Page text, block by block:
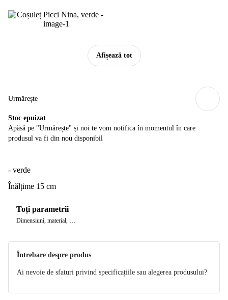
Afișează tot
Urmărește
Stoc epuizat
Apăsă pe "Urmărește" și noi te vom notifica în momentul în care
produsul va fi din nou disponibil
- verde
Înălțime 15 cm
Toți parametrii
Dimensiuni, material, …
Întrebare despre produs
Ai nevoie de sfaturi privind specificațiile sau alegerea produsului?